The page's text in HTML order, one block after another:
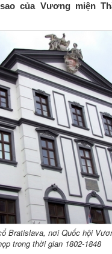
của Vương miện
Bratislava, nơi Quốc hội
trong thời gian 1802-1848